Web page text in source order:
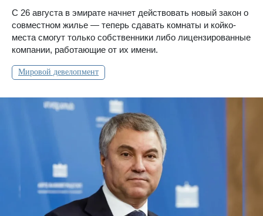
С 26 августа в эмирате начнет действовать новый закон о
совместном жилье — теперь сдавать комнаты и койко-
места смогут только собственники либо лицензированные
компании, работающие от их имени.
Мировой девелопмент